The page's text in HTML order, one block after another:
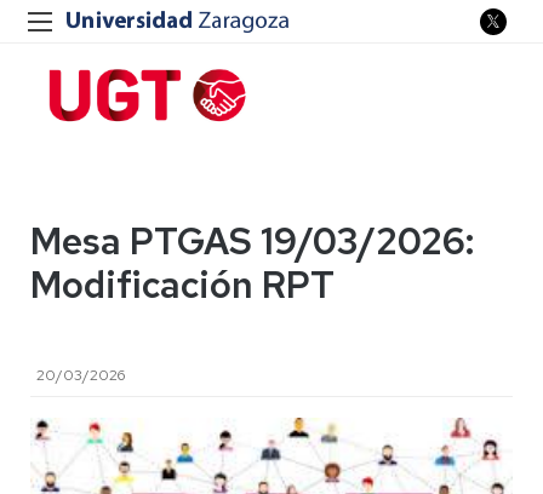
Mesa PTGAS 19/03/2026:
Modificación RPT
20/03/2026